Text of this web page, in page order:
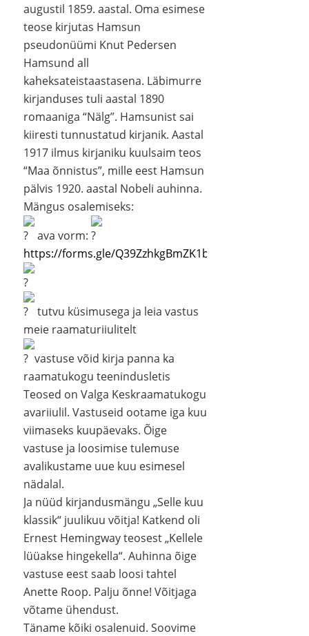
augustil 1859. aastal. Oma esimese
teose kirjutas Hamsun
pseudonüümi Knut Pedersen
Hamsund all
kaheksateistaastasena. Läbimurre
kirjanduses tuli aastal 1890
romaaniga “Nälg”. Hamsunist sai
kiiresti tunnustatud kirjanik. Aastal
1917 ilmus kirjaniku kuulsaim teos
“Maa õnnistus”, mille eest Hamsun
pälvis 1920. aastal Nobeli auhinna.
Mängus osalemiseks:
ava vorm:
https://forms.gle/Q39ZzhkgBmZK1bXZA
tutvu küsimusega ja leia vastus
meie raamaturiiulitelt
vastuse võid kirja panna ka
raamatukogu teenindusletis
Teosed on Valga Keskraamatukogu
avariiulil. Vastuseid ootame iga kuu
viimaseks kuupäevaks. Õige
vastuse ja loosimise tulemuse
avalikustame uue kuu esimesel
nädalal.
Ja nüüd kirjandusmängu „Selle kuu
klassik“ juulikuu võitja! Katkend oli
Ernest Hemingway teosest „Kellele
lüüakse hingekella“. Auhinna õige
vastuse eest saab loosi tahtel
Anette Roop. Palju õnne! Võitjaga
võtame ühendust.
Täname kõiki osalenuid. Soovime